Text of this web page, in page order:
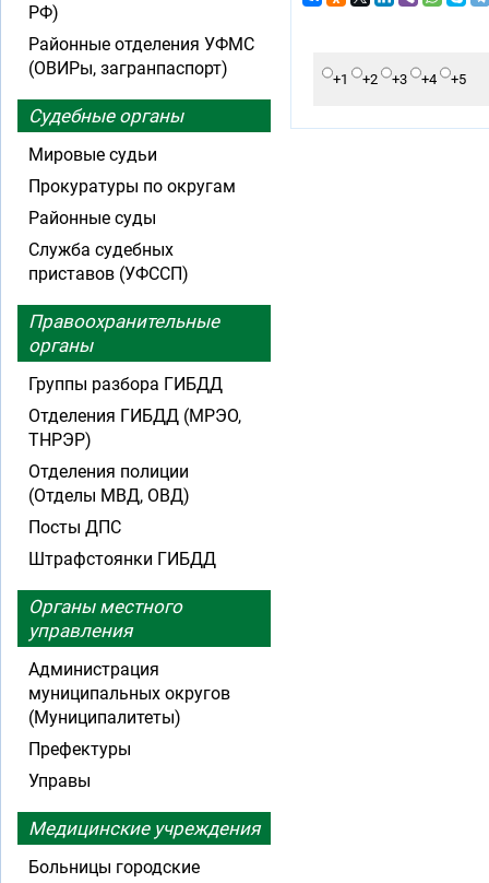
+1 +2 +3 +4 +5
РФ)
Районные отделения УФМС
(ОВИРы, загранпаспорт)
Судебные органы
Мировые судьи
Прокуратуры по округам
Районные суды
Служба судебных
приставов (УФССП)
Правоохранительные
органы
Группы разбора ГИБДД
Отделения ГИБДД (МРЭО,
ТНРЭР)
Отделения полиции
(Отделы МВД, ОВД)
Посты ДПС
Штрафстоянки ГИБДД
Органы местного
управления
Администрация
муниципальных округов
(Муниципалитеты)
Префектуры
Управы
Медицинские учреждения
Больницы городские